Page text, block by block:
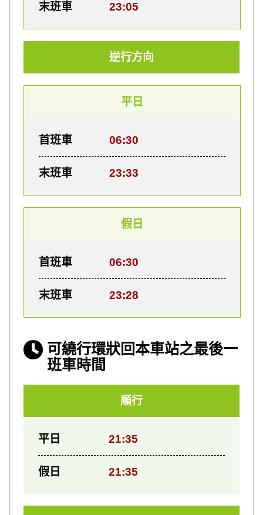
末班車 23:05
逆行方向
平日
首班車 06:30
末班車 23:33
假日
首班車 06:30
末班車 23:28
可繞行環狀回本車站之最後一
班車時間
順行
平日 21:35
假日 21:35